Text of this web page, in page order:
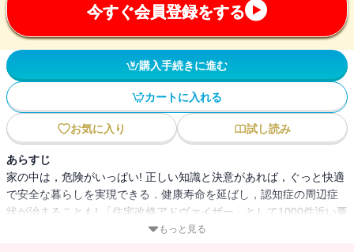
今すぐ会員登録をする
購入手続きに進む
カートに入れる
お気に入り 試し読み
あらすじ
家の中は，危険がいっぱい! 正しい知識と決意があれば，ぐっと快適
で安全な暮らしを実現できる．健康寿命を延ばし，認知症の周辺症
状が治まることも! 「住宅改修アドヴァイザー」として1000件近い要
介護者の自宅を訪問し，コンサルティングやケアリフォームを手が
もっと見る